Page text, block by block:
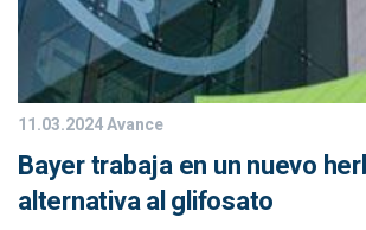
11.03.2024Avance
Bayer trabaja en un nuevo
alternativa al glifosato